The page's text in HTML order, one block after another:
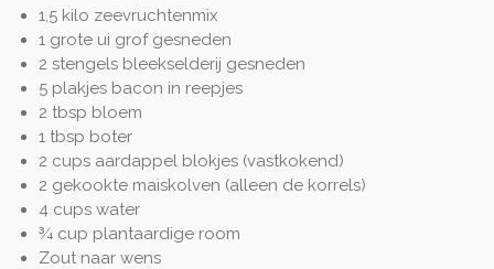
1,5 kilo zeevruchtenmix
1 grote ui grof gesneden
2 stengels bleekselderij gesneden
5 plakjes bacon in reepjes
2 tbsp bloem
1 tbsp boter
2 cups aardappel blokjes (vastkokend)
2 gekookte maiskolven (alleen de korrels)
4 cups water
¾ cup plantaardige room
Zout naar wens